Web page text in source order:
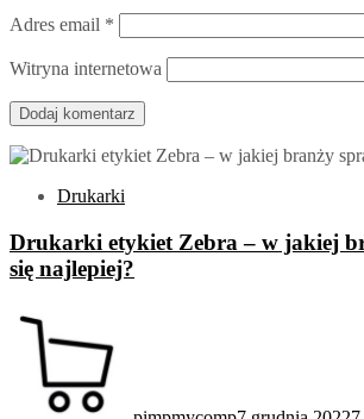
Adres email *
Witryna internetowa
Drukarki
Drukarki etykiet Zebra – w jakiej
się najlepiej?